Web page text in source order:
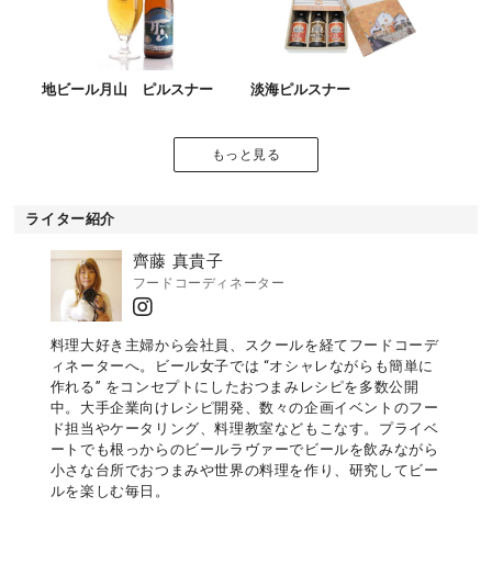
地ビール月山 ピルスナー 淡海ピルスナー
もっと見る
ライター紹介
齊藤 真貴子
フードコーディネーター
料理大好き主婦から会社員、スクールを経てフードコーデ
ィネーターへ。ビール女子では “オシャレながらも簡単に
作れる” をコンセプトにしたおつまみレシピを多数公開
中。大手企業向けレシピ開発、数々の企画イベントのフー
ド担当やケータリング、料理教室などもこなす。プライベ
ートでも根っからのビールラヴァーでビールを飲みながら
小さな台所でおつまみや世界の料理を作り、研究してビー
ルを楽しむ毎日。